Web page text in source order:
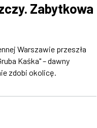
Zabytkowa
Warszawie przeszła
Kaśka" – dawny
zdobi okolicę.